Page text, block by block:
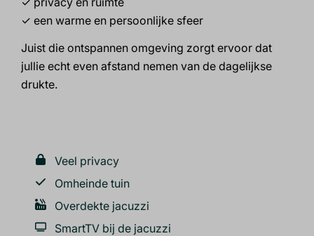
✓ een warme en persoonlijke sfeer
Juist die ontspannen omgeving zorgt ervoor dat
jullie echt even afstand nemen van de dagelijkse
drukte.
Veel privacy
Omheinde tuin
Overdekte jacuzzi
SmartTV bij de jacuzzi